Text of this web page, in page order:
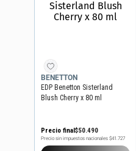
BENETTON
EDP Benetton Sisterland
Blush Cherry x 80 ml
Precio final$50.490
Precio sin impuestos nacionales $41.727